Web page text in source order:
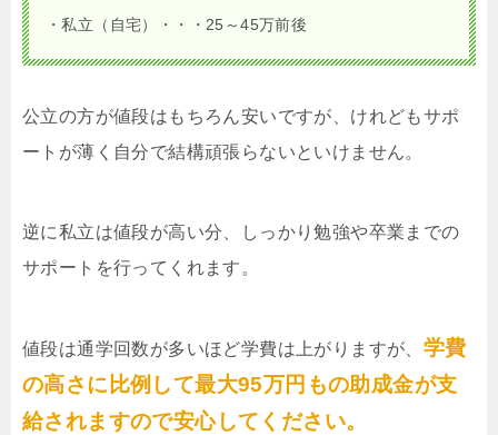
・私立（自宅）・・・25～45万前後
公立の方が値段はもちろん安いですが、けれどもサポ
ートが薄く自分で結構頑張らないといけません。
逆に私立は値段が高い分、しっかり勉強や卒業までの
サポートを行ってくれます。
値段は通学回数が多いほど学費は上がりますが、 学費
の高さに比例して最大95万円もの助成金が支
給されますので安心してください。